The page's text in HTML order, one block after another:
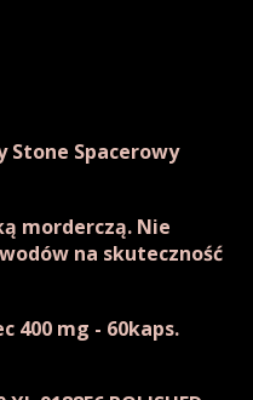
Stone Spacerowy
morderczą. Nie
na skuteczność
400 mg - 60kaps.